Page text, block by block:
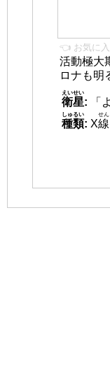
👈 お気に入
活動極大
ロナも明
衛星
えいせい
:
「
種類
しゅるい
: X線
せん